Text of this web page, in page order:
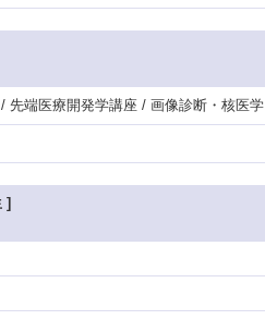
先端医療開発学講座 / 画像診断・核医学
]